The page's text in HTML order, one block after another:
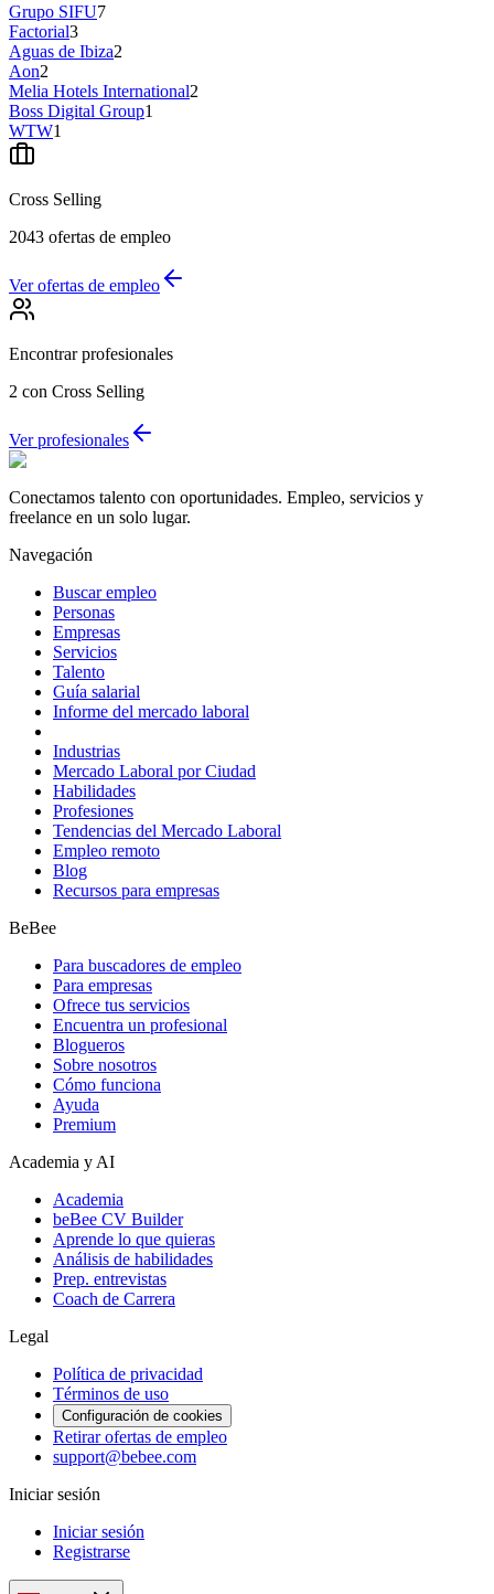
Grupo SIFU7
Factorial3
Aguas de Ibiza2
Aon2
Melia Hotels International2
Boss Digital Group1
WTW1
Cross Selling
2043 ofertas de empleo
Ver ofertas de empleo
Encontrar profesionales
2 con Cross Selling
Ver profesionales
Conectamos talento con oportunidades. Empleo, servicios y
freelance en un solo lugar.
Navegación
Buscar empleo
Personas
Empresas
Servicios
Talento
Guía salarial
Informe del mercado laboral
Industrias
Mercado Laboral por Ciudad
Habilidades
Profesiones
Tendencias del Mercado Laboral
Empleo remoto
Blog
Recursos para empresas
BeBee
Para buscadores de empleo
Para empresas
Ofrece tus servicios
Encuentra un profesional
Blogueros
Sobre nosotros
Cómo funciona
Ayuda
Premium
Academia y AI
Academia
beBee CV Builder
Aprende lo que quieras
Análisis de habilidades
Prep. entrevistas
Coach de Carrera
Legal
Política de privacidad
Términos de uso
Configuración de cookies
Retirar ofertas de empleo
support@bebee.com
Iniciar sesión
Iniciar sesión
Registrarse